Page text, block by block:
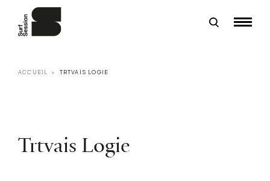
ACCUEIL TRTVAIS LOGIE
Trtvais Logie